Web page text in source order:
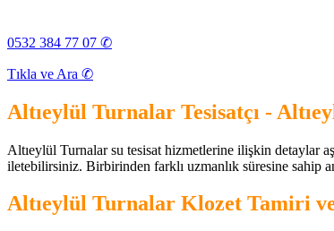
0532 384 77 07 ✆
Tıkla ve Ara ✆
Altıeylül Turnalar Tesisatçı -
Altıeylül Turnalar su tesisat hizmetlerine ilişkin detaylar
iletebilirsiniz. Birbirinden farklı uzmanlık süresine sahip
Altıeylül Turnalar Klozet Tamiri